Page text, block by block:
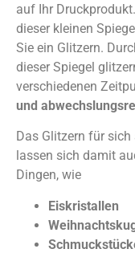
auf Ihr
dieser kleinen
Sie ein Glitzern.
dieser Spiegel
verschiedenen
und
Das Glitzern für
lassen sich damit
Dingen, wie
Eiskristallen